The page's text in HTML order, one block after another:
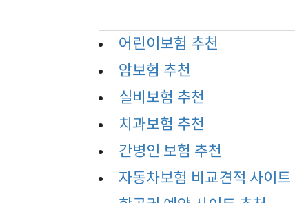
어린이보험 추천
암보험 추천
실비보험 추천
치과보험 추천
간병인 보험 추천
자동차보험 비교견적 사이트